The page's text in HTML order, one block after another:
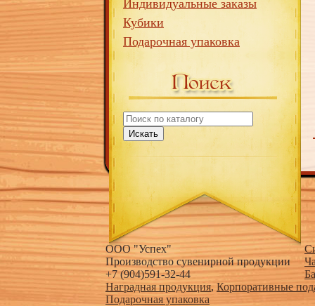
Индивидуальные заказы
Кубики
Подарочная упаковка
Искать
ООО "Успех"
Производство сувенирной продукции
+7 (904)591-32-44
Наградная продукция, Корпоративные
Подарочная упаковка